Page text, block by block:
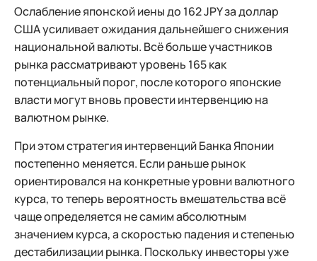
Ослабление японской иены до 162 JPY за доллар
США усиливает ожидания дальнейшего снижения
национальной валюты. Всё больше участников
рынка рассматривают уровень 165 как
потенциальный порог, после которого японские
власти могут вновь провести интервенцию на
валютном рынке.
При этом стратегия интервенций Банка Японии
постепенно меняется. Если раньше рынок
ориентировался на конкретные уровни валютного
курса, то теперь вероятность вмешательства всё
чаще определяется не самим абсолютным
значением курса, а скоростью падения и степенью
дестабилизации рынка. Поскольку инвесторы уже